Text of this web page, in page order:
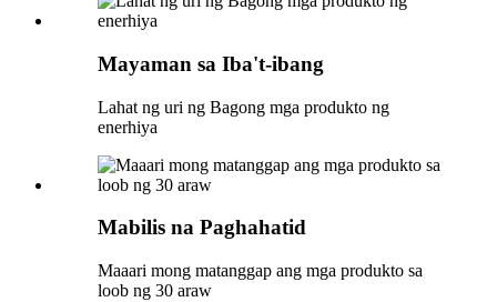
Mayaman sa Iba't-ibang
Lahat ng uri ng Bagong mga produkto ng
enerhiya
Mabilis na Paghahatid
Maaari mong matanggap ang mga produkto sa
loob ng 30 araw